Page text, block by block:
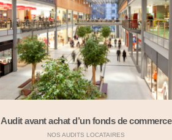
Audit avant achat d’un fonds de commerce
NOS AUDITS LOCATAIRES